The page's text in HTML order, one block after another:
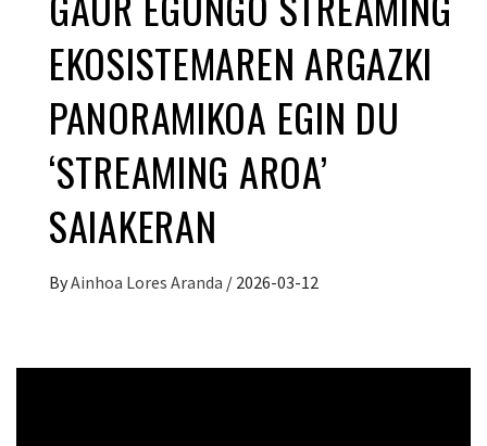
EKOSISTEMAREN ARGAZKI
PANORAMIKOA EGIN DU
‘STREAMING AROA’
SAIAKERAN
ByAinhoa Lores Aranda / 2026-03-12